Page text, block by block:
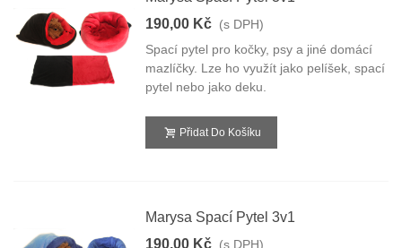
190,00 Kč (s DPH)
Spací pytel pro kočky, psy a jiné domácí
mazlíčky. Lze ho využít jako pelíšek, spací
pytel nebo jako deku.
Přidat Do Košíku
Marysa Spací Pytel 3v1
190,00 Kč (s DPH)